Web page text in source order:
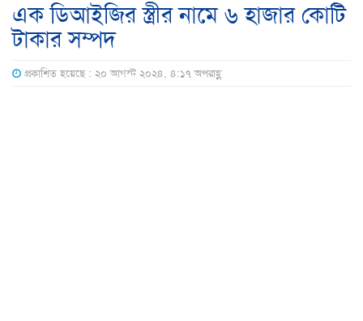
এক ডিআইজির স্ত্রীর নামে ৬ হাজার কোটি
টাকার সম্পদ
প্রকাশিত হয়েছে : ২০ আগস্ট ২০২৪, ৪:১৭ অপরাহ্ণ